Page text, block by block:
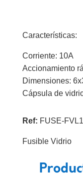
Características:
Corriente: 10A
Accionamiento
Dimensiones:
Cápsula de
Ref: FUSE-
Fusible Vidrio